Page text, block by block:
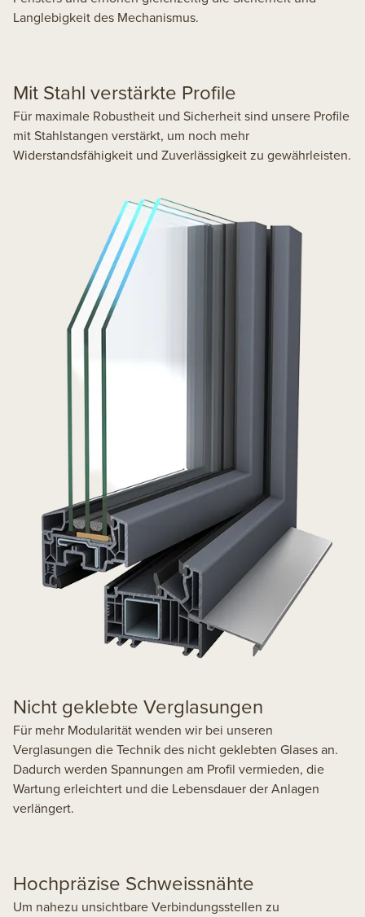
Langlebigkeit des Mechanismus.
Mit Stahl verstärkte Profile
Für maximale Robustheit und Sicherheit sind unsere Profile
mit Stahlstangen verstärkt, um noch mehr
Widerstandsfähigkeit und Zuverlässigkeit zu gewährleisten.
Nicht geklebte Verglasungen
Für mehr Modularität wenden wir bei unseren
Verglasungen die Technik des nicht geklebten Glases an.
Dadurch werden Spannungen am Profil vermieden, die
Wartung erleichtert und die Lebensdauer der Anlagen
verlängert.
Hochpräzise Schweissnähte
Um nahezu unsichtbare Verbindungsstellen zu